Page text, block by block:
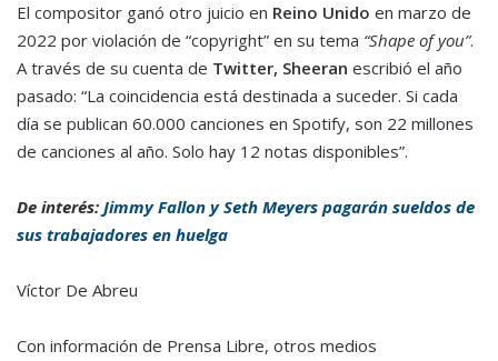
El compositor ganó otro juicio en Reino Unido en marzo de
2022 por violación de “copyright” en su tema “Shape of you”.
A través de su cuenta de Twitter, Sheeran escribió el año
pasado: “La coincidencia está destinada a suceder. Si cada
día se publican 60.000 canciones en Spotify, son 22 millones
de canciones al año. Solo hay 12 notas disponibles”.
De interés: Jimmy Fallon y Seth Meyers pagarán sueldos de
sus trabajadores en huelga
Víctor De Abreu
Con información de Prensa Libre, otros medios